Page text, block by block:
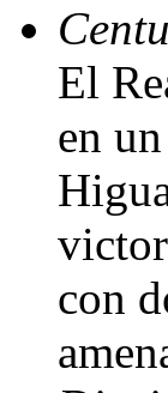
El
en
con